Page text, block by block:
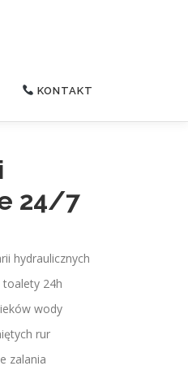
KONTAKT
24/7
hydraulicznych
24h
wody
rur
zalania